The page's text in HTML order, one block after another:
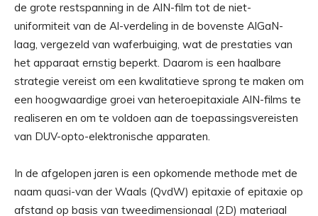
de grote restspanning in de AlN-film tot de niet-
uniformiteit van de Al-verdeling in de bovenste AlGaN-
laag, vergezeld van waferbuiging, wat de prestaties van
het apparaat ernstig beperkt. Daarom is een haalbare
strategie vereist om een ​​kwalitatieve sprong te maken om
een ​​hoogwaardige groei van heteroepitaxiale AlN-films te
realiseren en om te voldoen aan de toepassingsvereisten
van DUV-opto-elektronische apparaten.
In de afgelopen jaren is een opkomende methode met de
naam quasi-van der Waals (QvdW) epitaxie of epitaxie op
afstand op basis van tweedimensionaal (2D) materiaal